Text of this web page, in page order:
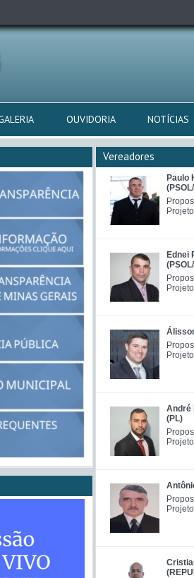
OUVIDORIA NOTÍCIAS
Vereadores
Paulo
Ednei
André
(PL)